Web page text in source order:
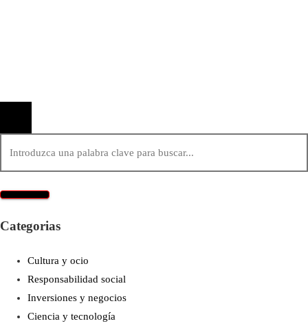
Categorias
Cultura y ocio
Responsabilidad social
Inversiones y negocios
Ciencia y tecnología